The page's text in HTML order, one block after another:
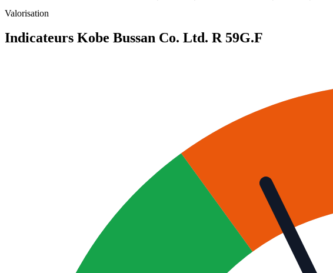
Valeurs trimestrielles en millions (yen japonais)
Valorisation
Indicateurs Kobe Bussan Co. Ltd. R 59G.F